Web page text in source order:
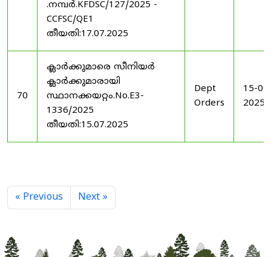
.നമ്പർ.KFDSC/127/2025 -
CCFSC/QE1
തീയതി:17.07.2025
70
ക്ലാർക്കുമാരെ സീനിയർ
ക്ലാർക്കുമാരായി
സ്ഥാനക്കയറ്റം.No.E3-
1336/2025
തീയതി:15.07.2025
Dept
Orders
15-
2025
« Previous Next »